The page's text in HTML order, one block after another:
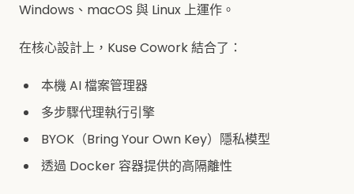
Windows、macOS 與 Linux 上運作。
在核心設計上，Kuse Cowork 結合了：
本機 AI 檔案管理器
多步驟代理執行引擎
BYOK（Bring Your Own Key）隱私模型
透過 Docker 容器提供的高隔離性